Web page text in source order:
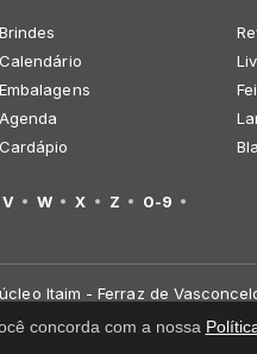
Brindes
Calendário
Embalagens
Agenda
Cardápio
V W X Z 0-9
Itaim - Ferraz de
concorda com a nossa